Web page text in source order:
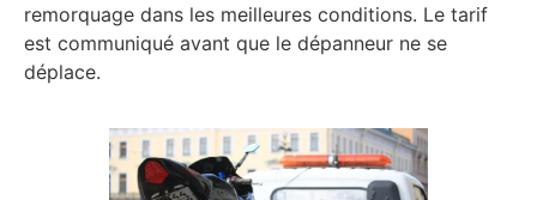
remorquage dans les meilleures conditions. Le tarif
est communiqué avant que le dépanneur ne se
déplace.